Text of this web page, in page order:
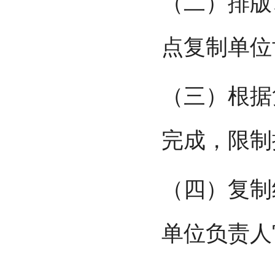
点复制单
（三）根
完成，限
（四）复
单位负责